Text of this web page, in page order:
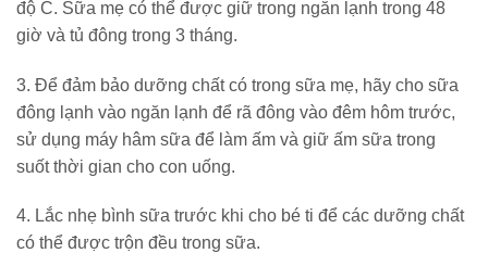
độ C. Sữa mẹ có thể được giữ trong ngăn lạnh trong 48
giờ và tủ đông trong 3 tháng.
3. Để đảm bảo dưỡng chất có trong sữa mẹ, hãy cho sữa
đông lạnh vào ngăn lạnh để rã đông vào đêm hôm trước,
sử dụng máy hâm sữa để làm ấm và giữ ấm sữa trong
suốt thời gian cho con uống.
4. Lắc nhẹ bình sữa trước khi cho bé ti để các dưỡng chất
có thể được trộn đều trong sữa.